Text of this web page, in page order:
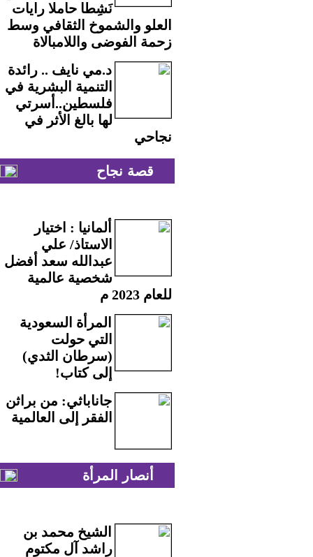
نَشِطا حاملا رايات
العلو والشموخ الثقافي وسط
زحمة الفوضى واللامبالاة
د.مي نايف .. رائدة
التنمية البشرية في
فلسطين..أسرتي
لها بالغ الأثر في
نجاحي
قصة نجاح
ألمانيا : اختيار
الاستاذ/ علي
عبدالله سعد أفضل
شخصية عالمية
للعام 2023 م
المرأة السعودية
التي حولت
(سرطان الثدي)
إلى كتاب!
جاناباثي: من براثن
الفقر إلى العالمية
أنصار المرأة
الشيخ محمد بن
راشد آل مكتوم